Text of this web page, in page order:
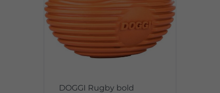
DOGGI Rugby bold